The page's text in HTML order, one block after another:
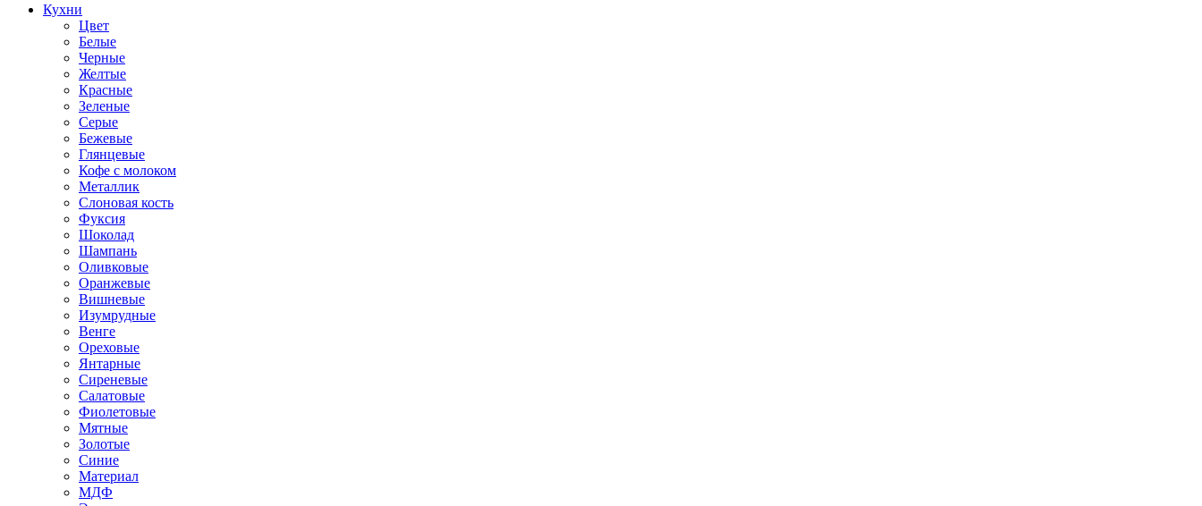
Кухни
Цвет
Белые
Черные
Желтые
Красные
Зеленые
Серые
Бежевые
Глянцевые
Кофе с молоком
Металлик
Слоновая кость
Фуксия
Шоколад
Шампань
Оливковые
Оранжевые
Вишневые
Изумрудные
Венге
Ореховые
Янтарные
Сиреневые
Салатовые
Фиолетовые
Мятные
Золотые
Синие
Материал
МДФ